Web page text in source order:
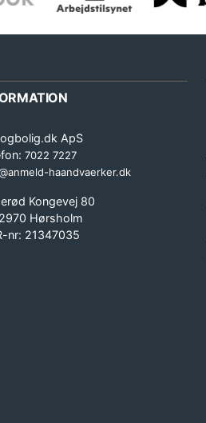
ApS
7022 7227
haandvaerker.dk
Kongevej 80
Hørsholm
nr: 21347035